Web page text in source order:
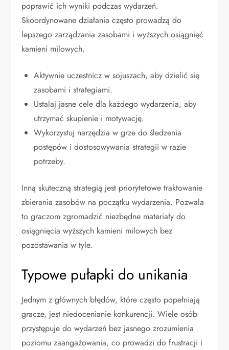
poprawić ich wyniki podczas wydarzeń.
Skoordynowane działania często prowadzą do
lepszego zarządzania zasobami i wyższych osiągnięć
kamieni milowych.
Aktywnie uczestnicz w sojuszach, aby dzielić się
zasobami i strategiami.
Ustalaj jasne cele dla każdego wydarzenia, aby
utrzymać skupienie i motywację.
Wykorzystuj narzędzia w grze do śledzenia
postępów i dostosowywania strategii w razie
potrzeby.
Inną skuteczną strategią jest priorytetowe traktowanie
zbierania zasobów na początku wydarzenia. Pozwala
to graczom zgromadzić niezbędne materiały do
osiągnięcia wyższych kamieni milowych bez
pozostawania w tyle.
Typowe pułapki do unikania
Jednym z głównych błędów, które często popełniają
gracze, jest niedocenianie konkurencji. Wiele osób
przystępuje do wydarzeń bez jasnego zrozumienia
poziomu zaangażowania, co prowadzi do frustracji i